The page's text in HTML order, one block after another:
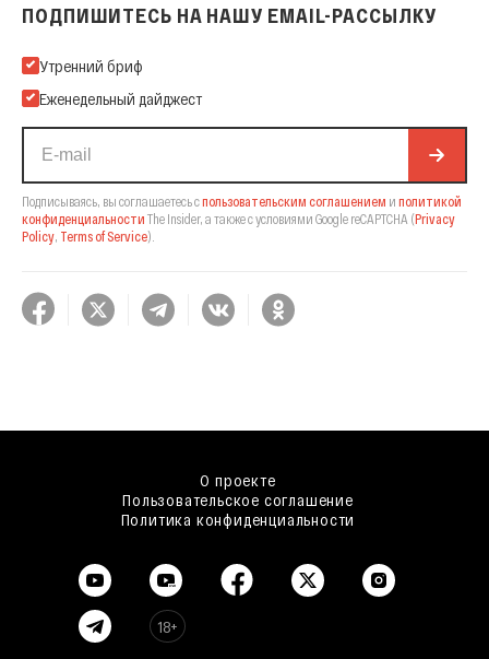
ПОДПИШИТЕСЬ НА НАШУ EMAIL-РАССЫЛКУ
Подпишитесь на нашу Email-рассылку
Утренний бриф
Еженедельный дайджест
Подписываясь, вы соглашаетесь спользовательским соглашением и политикой
конфиденциальности The Insider, а также с условиями Google reCAPTCHA (Privacy
Policy Terms of Service).
О проекте
Пользовательское соглашение
Политика конфиденциальности
18+